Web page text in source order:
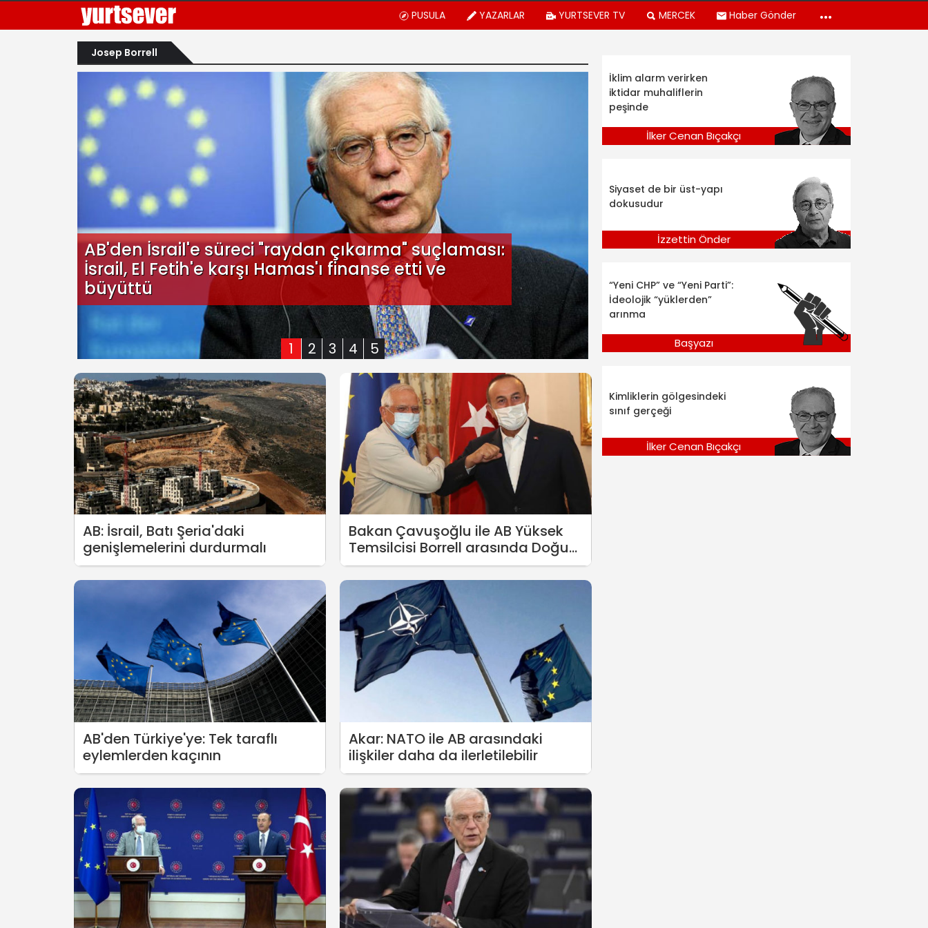
PUSULA YAZARLAR YURTSEVER TV MERCEK Haber Gönder
Josep Borrell
1 2 3 4 5
AB'den İsrail'e süreci "raydan çıkarma" suçlaması:
İsrail, El Fetih'e karşı Hamas'ı finanse etti ve
büyüttü
AB: İsrail, Batı Şeria'daki
genişlemelerini durdurmalı
Bakan Çavuşoğlu ile AB Yüksek
Temsilcisi Borrell arasında Doğu
Akdeniz görüşmesi
AB'den Türkiye'ye: Tek taraflı
eylemlerden kaçının
Akar: NATO ile AB arasındaki
ilişkiler daha da ilerletilebilir
İklim alarm verirken
iktidar muhaliflerin
peşinde
İlker Cenan Bıçakçı
Siyaset de bir üst-yapı
dokusudur
İzzettin Önder
“Yeni CHP” ve “Yeni Parti”:
İdeolojik “yüklerden”
arınma
Başyazı
Kimliklerin gölgesindeki
sınıf gerçeği
İlker Cenan Bıçakçı